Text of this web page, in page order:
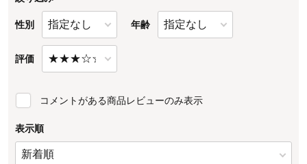
性別 年齢
評価
コメントがある商品レビューのみ表示
表示順